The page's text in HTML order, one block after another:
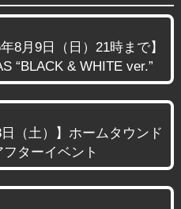
8月9日（日）21時まで】
“BLACK & WHITE ver.”
日（土）】ホームタウンド
ターイベント